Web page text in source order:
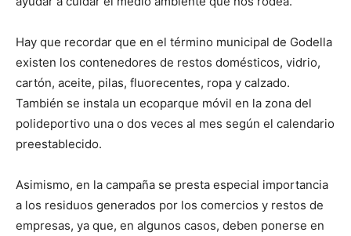
Hay que recordar que en el término municipal de Godella
existen los contenedores de restos domésticos, vidrio,
cartón, aceite, pilas, fluorecentes, ropa y calzado.
También se instala un ecoparque móvil en la zona del
polideportivo una o dos veces al mes según el calendario
preestablecido.
Asimismo, en la campaña se presta especial importancia
a los residuos generados por los comercios y restos de
empresas, ya que, en algunos casos, deben ponerse en